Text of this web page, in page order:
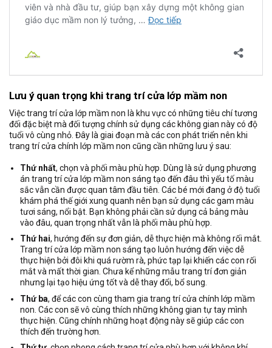
Lưu ý quan trọng khi trang trí cửa lớp mầm non
Việc trang trí cửa lớp mầm non là khu vực có những tiêu chí tương
đối đặc biệt mà đối tượng chính sử dụng các không gian này có độ
tuổi vô cùng nhỏ. Đây là giai đoạn mà các con phát triển nên khi
trang trí cửa chính lớp mầm non cũng cần những lưu ý sau:
Thứ nhất, chọn và phối màu phù hợp. Dùng là sử dụng phương
án trang trí cửa lớp mầm non sáng tạo đến đâu thì yếu tố màu
sắc vẫn cần được quan tâm đầu tiên. Các bé mới đang ở độ tuổi
khám phá thế giới xung quanh nên bạn sử dụng các gam màu
tươi sáng, nổi bật. Bạn không phải cần sử dụng cả bảng màu
vào đâu, quan trọng nhất vẫn là phối màu phù hợp.
Thứ hai, hướng đến sự đơn giản, dễ thực hiện mà không rối mắt.
Trang trí cửa lớp mầm non sáng tạo luôn hướng đến việc dễ
thực hiện bởi đôi khi quá rườm rà, phức tạp lại khiến các con rối
mắt và mất thời gian. Chưa kể những mẫu trang trí đơn giản
nhưng lại tạo hiệu ứng tốt và dễ thay đổi, bổ sung.
Thứ ba, để các con cùng tham gia trang trí cửa chính lớp mầm
non. Các con sẽ vô cùng thích những không gian tự tay mình
thực hiện. Cũng chính những hoạt động này sẽ giúp các con
thích đến trường hơn.